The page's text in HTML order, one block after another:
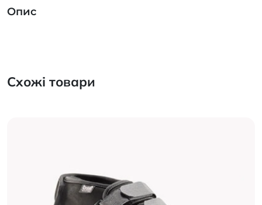
Опис
Схожі товари